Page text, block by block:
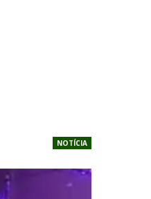
NOTÍCIA